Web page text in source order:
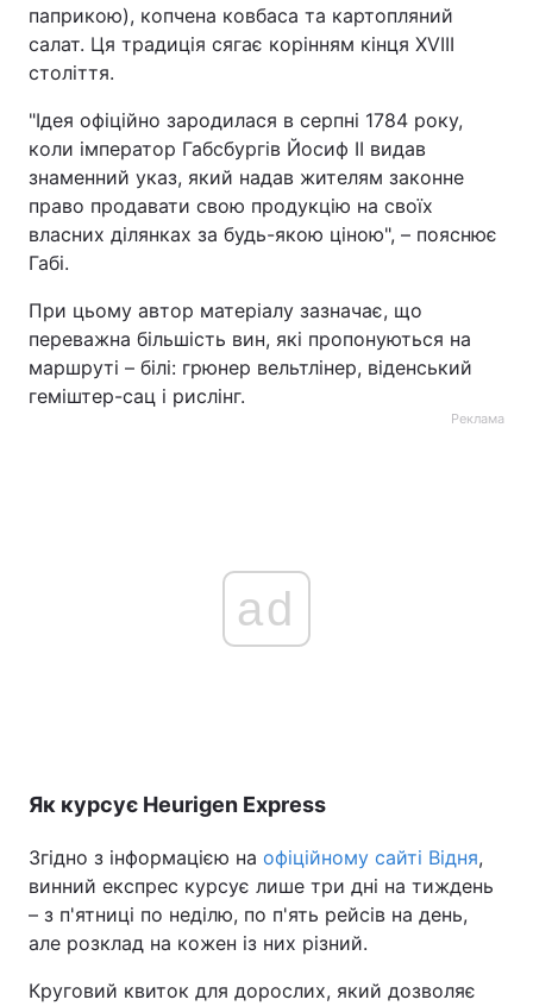
паприкою), копчена ковбаса та картопляний
салат. Ця традиція сягає корінням кінця XVIII
століття.
"Ідея офіційно зародилася в серпні 1784 року,
коли імператор Габсбургів Йосиф II видав
знаменний указ, який надав жителям законне
право продавати свою продукцію на своїх
власних ділянках за будь-якою ціною", – пояснює
Габі.
При цьому автор матеріалу зазначає, що
переважна більшість вин, які пропонуються на
маршруті – білі: грюнер вельтлінер, віденський
геміштер-сац і рислінг.
Реклама
ad
Як курсує Heurigen Express
Згідно з інформацією на офіційному сайті Відня,
винний експрес курсує лише три дні на тиждень
– з п'ятниці по неділю, по п'ять рейсів на день,
але розклад на кожен із них різний.
Круговий квиток для дорослих, який дозволяє